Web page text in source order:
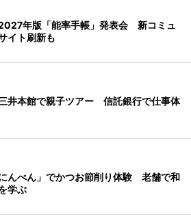
年版「能率手帳」発表会 新コミュ
イト刷新も
井本館で親子ツアー 信託銀行で仕事体
んべん」でかつお節削り体験 老舗で和
学ぶ